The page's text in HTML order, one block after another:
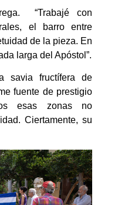
“Trabajé con
el barro entre
de la pieza. En
larga del Apóstol”.
savia fructífera de
fuente de prestigio
esas zonas no
Ciertamente, su